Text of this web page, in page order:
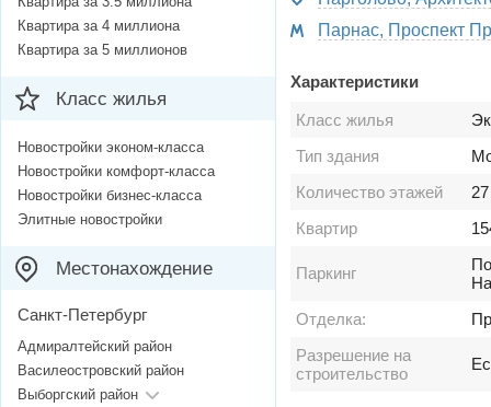
Характеристики
Класс жилья
Тип здания
Количество этажей
27
Квартир
Паркинг
Отделка:
Разрешение на
строительство
Квартира за 4 миллиона
Квартира за 5 миллионов
Класс жилья
Новостройки эконом-класса
Новостройки комфорт-класса
Новостройки бизнес-класса
Элитные новостройки
Местонахождение
Санкт-Петербург
Адмиралтейский район
Василеостровский район
Выборгский район